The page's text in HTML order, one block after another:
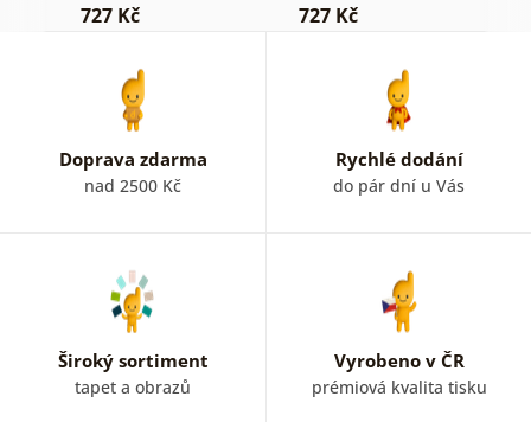
727 Kč 727 Kč
Doprava zdarma
nad 2500 Kč
Rychlé dodání
do pár dní u Vás
Široký sortiment
tapet a obrazů
Vyrobeno v ČR
prémiová kvalita tisku